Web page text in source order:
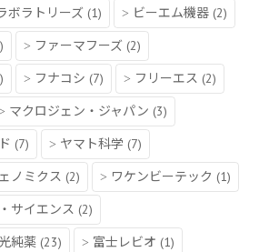
ボラトリーズ (1) ビーエム機器 (2)
ファーマフーズ (2)
フナコシ (7) フリーエス (2)
マクロジェン・ジャパン (3)
(7) ヤマト科学 (7)
ノミクス (2) ワケンビーテック (1)
サイエンス (2)
純薬 (23) 富士レビオ (1)